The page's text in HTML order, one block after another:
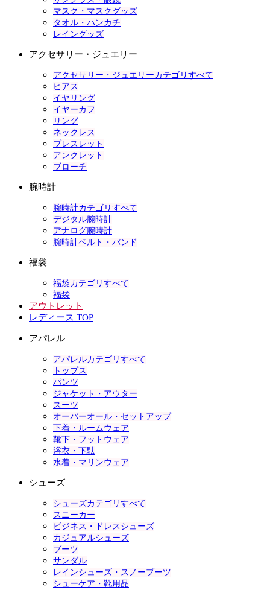
マスク・マスクグッズ
タオル・ハンカチ
レイングッズ
アクセサリー・ジュエリー
アクセサリー・ジュエリーカテゴリすべて
ピアス
イヤリング
イヤーカフ
リング
ネックレス
ブレスレット
アンクレット
ブローチ
腕時計
腕時計カテゴリすべて
デジタル腕時計
アナログ腕時計
腕時計ベルト・バンド
福袋
福袋カテゴリすべて
福袋
アウトレット
レディース TOP
アパレル
アパレルカテゴリすべて
トップス
パンツ
ジャケット・アウター
スーツ
オーバーオール・セットアップ
下着・ルームウェア
靴下・フットウェア
浴衣・下駄
水着・マリンウェア
シューズ
シューズカテゴリすべて
スニーカー
ビジネス・ドレスシューズ
カジュアルシューズ
ブーツ
サンダル
レインシューズ・スノーブーツ
シューケア・靴用品